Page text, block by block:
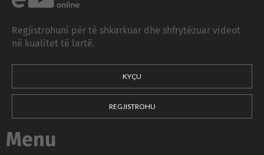
Regjistrohuni për të shkarkuar dhe shfrytëzuar videot
në kualitet të lartë.
KYÇU
REGJISTROHU
Menu